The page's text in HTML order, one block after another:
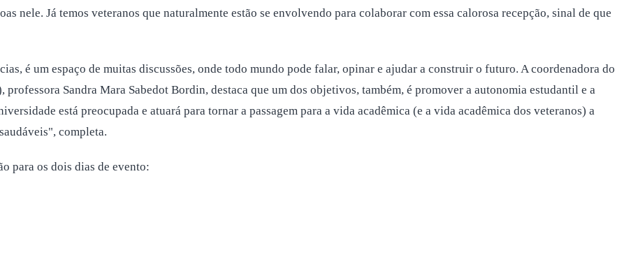
nele. Já temos veteranos que naturalmente estão se envolvendo para colaborar com essa calorosa recepção, sinal de que
é um espaço de muitas discussões, onde todo mundo pode falar, opinar e ajudar a construir o futuro. A coordenadora do
Sandra Mara Sabedot Bordin, destaca que um dos objetivos, também, é promover a autonomia estudantil e a
está preocupada e atuará para tornar a passagem para a vida acadêmica (e a vida acadêmica dos veteranos) a
completa.
para os dois dias de evento: